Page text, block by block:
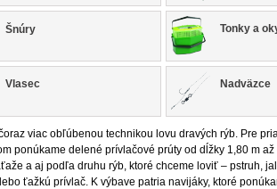
Šnúry Tonky a
Vlasec Nadväzce
viac obľúbenou technikou lovu dravých rýb. Pre
ponúkame delené prívlačové prúty od dĺžky 1,80 m
a aj podľa druhu rýb, ktoré chceme loviť – pstruh,
ťažkú prívlač. K výbave patria navijáky, ktoré